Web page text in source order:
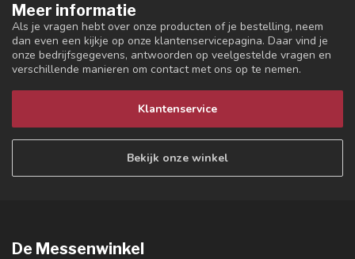
Meer informatie
Als je vragen hebt over onze producten of je bestelling, neem
dan even een kijkje op onze klantenservicepagina. Daar vind je
onze bedrijfsgegevens, antwoorden op veelgestelde vragen en
verschillende manieren om contact met ons op te nemen.
Klantenservice
Bekijk onze winkel
De Messenwinkel